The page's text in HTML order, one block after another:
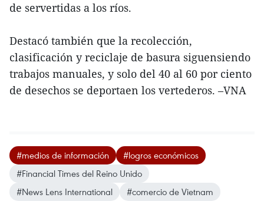
de servertidas a los ríos.
Destacó también que la recolección,
clasificación y reciclaje de basura siguensiendo
trabajos manuales, y solo del 40 al 60 por ciento
de desechos se deportaen los vertederos. –VNA
#medios de información
#logros económicos
#Financial Times del Reino Unido
#News Lens International
#comercio de Vietnam